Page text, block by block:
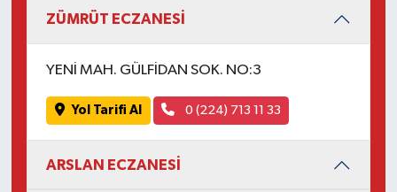
ZÜMRÜT ECZANESİ
YENİ MAH. GÜLFİDAN SOK. NO:3
Yol Tarifi Al 0 (224) 713 11 33
ARSLAN ECZANESİ